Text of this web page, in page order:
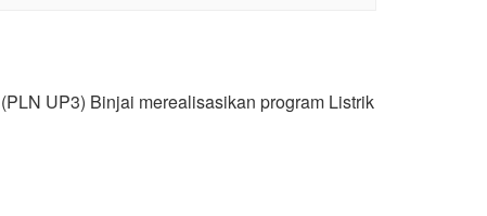
UP3) Binjai merealisasikan program Listrik